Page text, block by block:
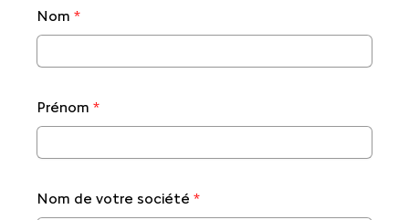
Nom *
Prénom *
Nom de votre société *